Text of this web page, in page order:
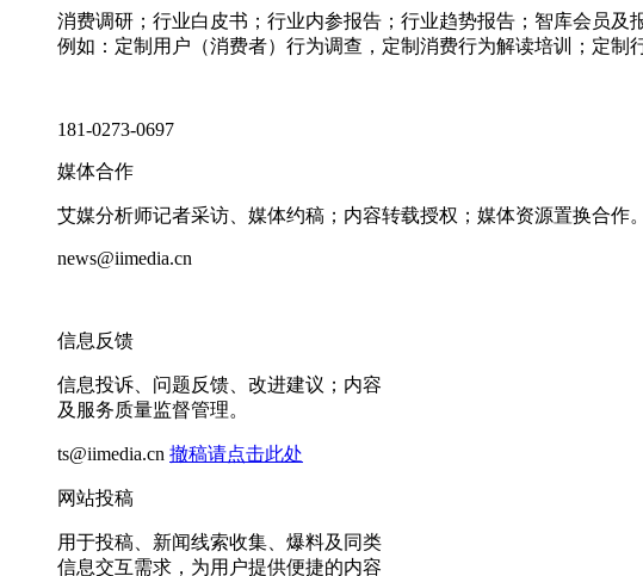
消费调研；行业白皮书；行业内参报告；行业趋势报告；智库会员及
例如：定制用户（消费者）行为调查，定制消费行为解读培训；定制
181-0273-0697
媒体合作
艾媒分析师记者采访、媒体约稿；内容转载授权；媒体资源置换合作。
news@iimedia.cn
信息反馈
信息投诉、问题反馈、改进建议；内容
及服务质量监督管理。
ts@iimedia.cn 撤稿请点击此处
网站投稿
用于投稿、新闻线索收集、爆料及同类
信息交互需求，为用户提供便捷的内容